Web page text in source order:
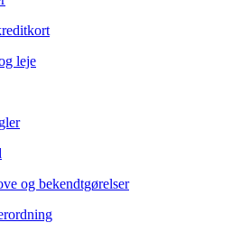
leje
og bekendtgørelser